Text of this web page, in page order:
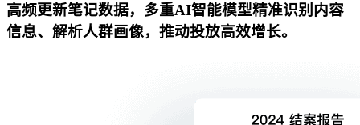
高频更新笔记数据，多重AI智能模型精准识别内容
信息、解析人群画像，推动投放高效增长。